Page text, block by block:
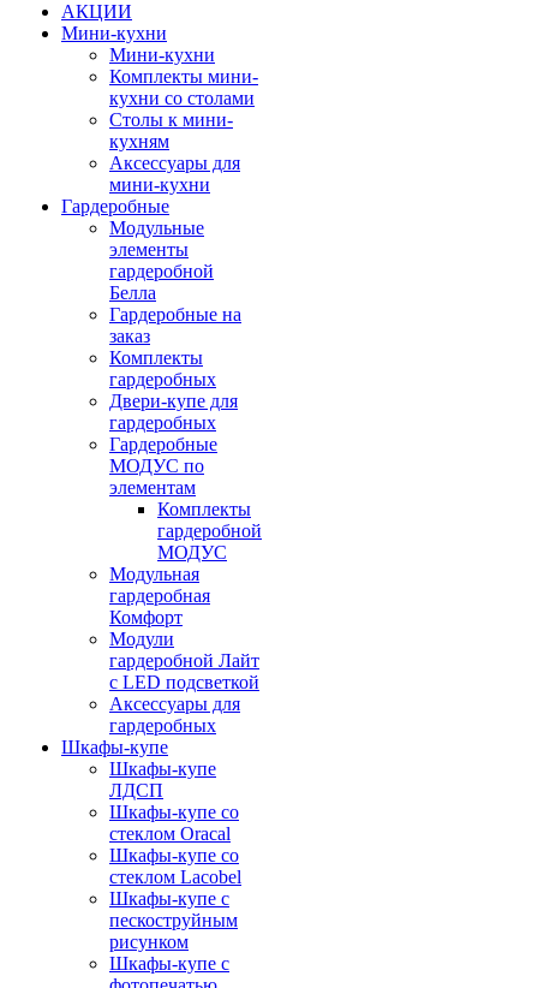
АКЦИИ
Мини-кухни
Мини-кухни
Комплекты мини-
кухни со столами
Столы к мини-
кухням
Аксессуары для
мини-кухни
Гардеробные
Модульные
элементы
гардеробной
Белла
Гардеробные на
заказ
Комплекты
гардеробных
Двери-купе для
гардеробных
Гардеробные
МОДУС по
элементам
Комплекты
гардеробной
МОДУС
Модульная
гардеробная
Комфорт
Модули
гардеробной Лайт
с LED подсветкой
Аксессуары для
гардеробных
Шкафы-купе
Шкафы-купе
ЛДСП
Шкафы-купе со
стеклом Oracal
Шкафы-купе со
стеклом Lacobel
Шкафы-купе с
пескоструйным
рисунком
Шкафы-купе с